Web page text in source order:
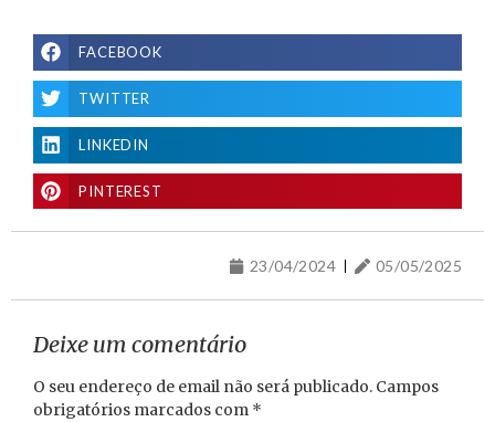
FACEBOOK
TWITTER
LINKEDIN
PINTEREST
23/04/2024 05/05/2025
Deixe um comentário
O seu endereço de email não será publicado. Campos
obrigatórios marcados com *